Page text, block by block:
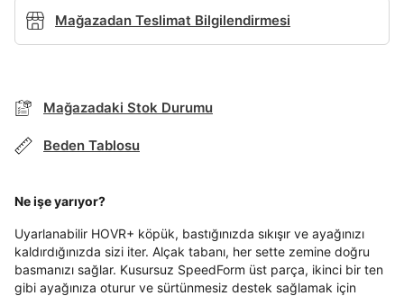
TAKSİT SEÇENEKLERİ
Mağazadan Teslimat Bilgilendirmesi
Mağazadaki Stok Durumu
Beden Tablosu
Ne işe yarıyor?
Uyarlanabilir HOVR+ köpük, bastığınızda sıkışır ve ayağınızı
kaldırdığınızda sizi iter. Alçak tabanı, her sette zemine doğru
basmanızı sağlar. Kusursuz SpeedForm üst parça, ikinci bir ten
gibi ayağınıza oturur ve sürtünmesiz destek sağlamak için
Mağazada Bul
Soyad*
Şifre*
göster